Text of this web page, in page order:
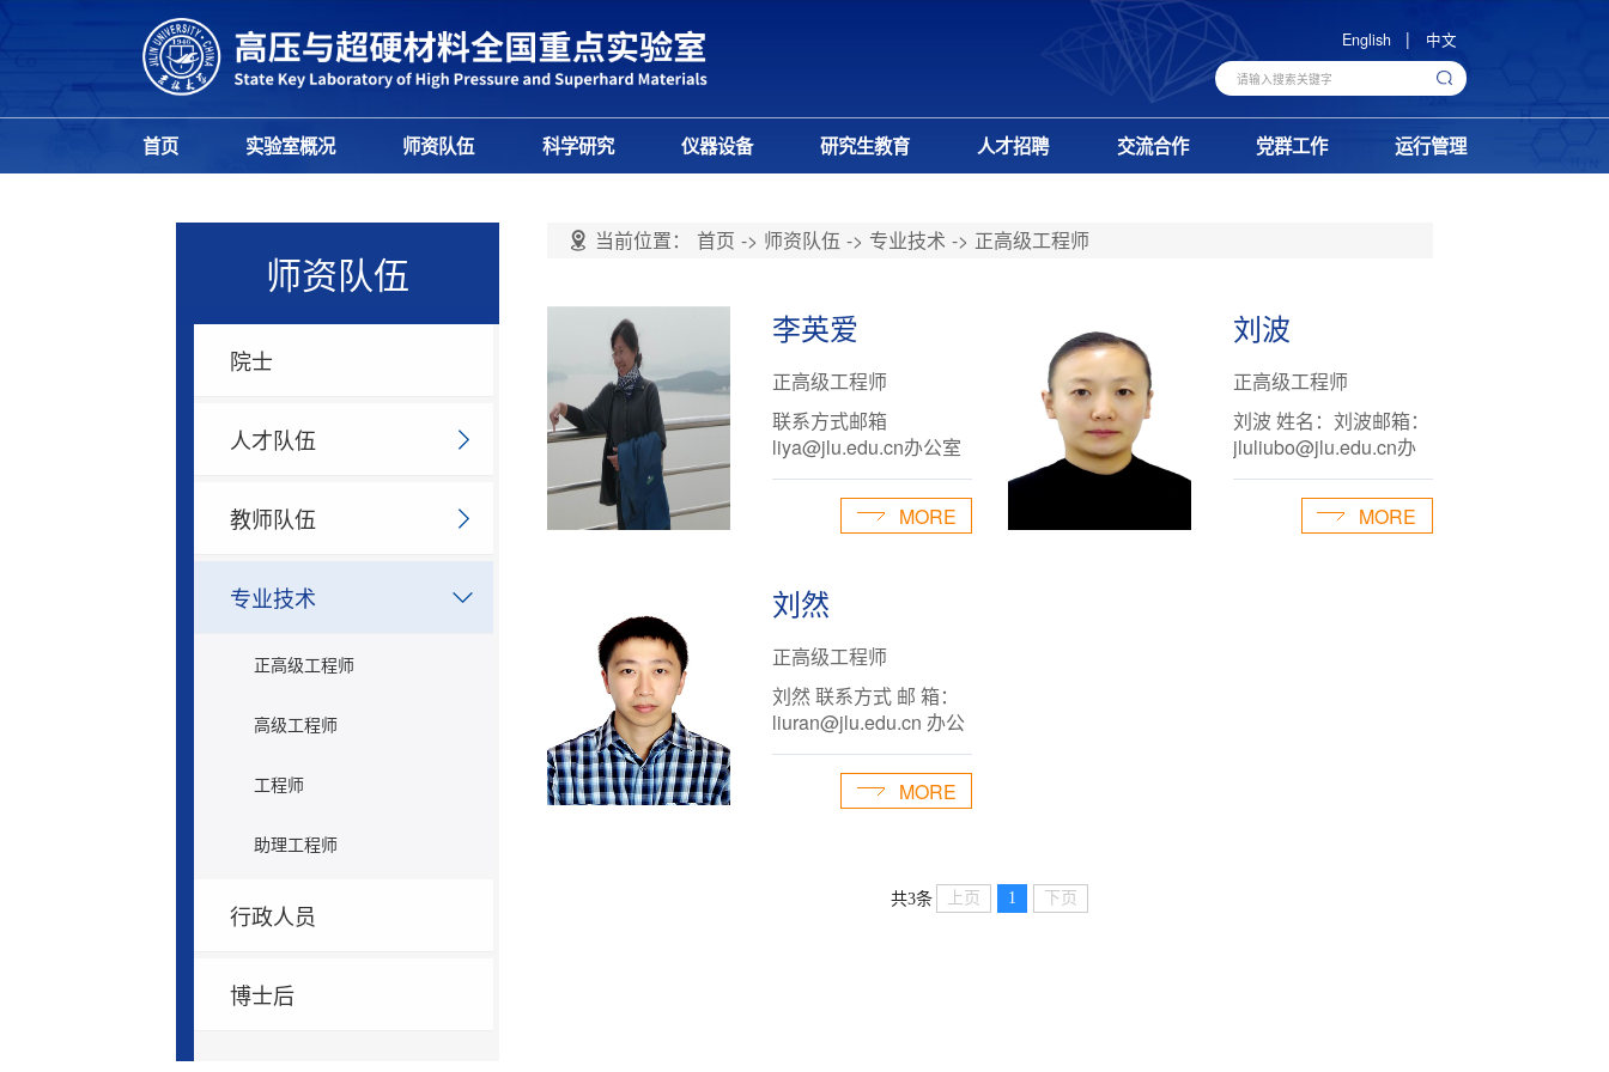
English | 中文
首页 实验室概况 师资队伍 科学研究 仪器设备 研究生教育 人才招聘 交流合作 党群工作 运行管理
师资队伍
院士
人才队伍
教师队伍
专业技术
正高级工程师
高级工程师
工程师
助理工程师
行政人员
博士后
当前位置： 首页 -> 师资队伍 -> 专业技术 -> 正高级工程师
李英爱
正高级工程师
联系方式邮箱
liya@jlu.edu.cn办公室
吉林大学超硬材料实验
综合楼B407室实验室吉
林大学超硬材料实验综
士，凝聚态物理现从事
场发射特性方面的研
究、X射线衍射的测试
分析研究兴趣超硬薄膜
制备工艺及应用电子技
术荣誉奖励高性能金刚
石工具吉林省科学技术
进步奖 2010.12金刚石
人民政府专利...
MORE
刘波
正高级工程师
刘波 姓名：刘波邮箱：
jluliubo@jlu.edu.cn办
公室：超硬实验综合楼
B403个人简介：研究
员，1983年9月出生，
MORE
刘然
正高级工程师
刘然 联系方式 邮 箱：
liuran@jlu.edu.cn 办公
室： 吉林大学唐敖庆楼
C424室 +86-431-
85166564 研究方向：
庆楼C107室 主 页：
http://teachers.jlu.edu.cn/liuran
MORE
共3条 上页 1 下页